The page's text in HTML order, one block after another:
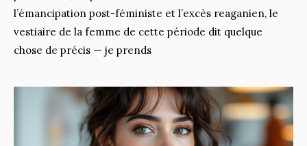
l’émancipation post-féministe et l’excès reaganien, le
vestiaire de la femme de cette période dit quelque
chose de précis — je prends